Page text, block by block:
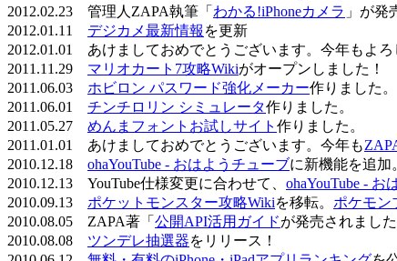
2012.02.23 管理人ZAPA執筆「 わかる!iPhoneカメラ 」が発
2012.01.11 デジカメ最新情報 を更新
2012.01.01 あけましておめでとうございます。今年もよろ
2011.11.29 マリオカート7攻略Wikiがオープンしました！
2011.06.03 ホビロン パスワード強化メーカー作りました。
2011.06.01 チンチロリン シミュレータ作りました。
2011.05.27 めんまフォントお試しサイト 作りました。
2011.01.01 あけましておめでとうございます。今年も
2010.12.18 ohaYouTube - おはようチューブに新機能を追加
2010.12.13 YouTube仕様変更に合わせて、 ohaYouTube - お
2010.09.13 ポケットモンスター攻略Wikiを移転。 ポケモン
2010.08.05 ZAPA著「 公開API活用ガイドが発売されました
2010.08.08 ツンデレ抽選器をリリース！